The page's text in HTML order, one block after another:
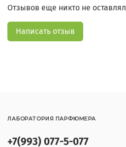
Отзывов еще никто не оставлял
Написать отзыв
+7(993) 077-5-077
ЛАБОРАТОРИЯ ПАРФЮМЕРА